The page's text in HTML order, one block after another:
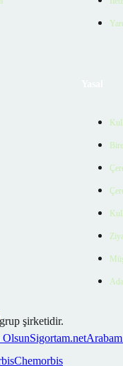
grup şirketidir.
OlsunSigortam.net
Chemorbis